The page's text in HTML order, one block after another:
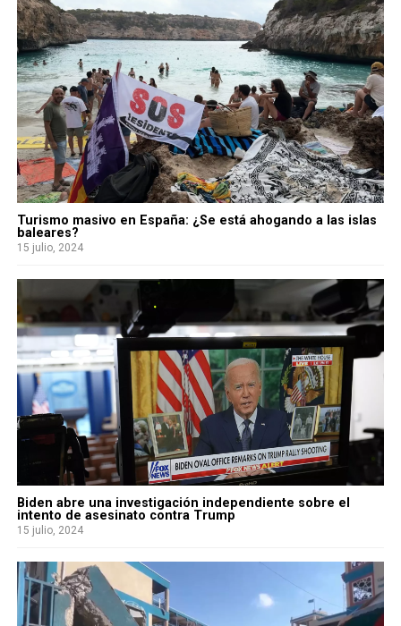
Turismo masivo en España: ¿Se está ahogando a las islas
baleares?
15 julio, 2024
Biden abre una investigación independiente sobre el
intento de asesinato contra Trump
15 julio, 2024